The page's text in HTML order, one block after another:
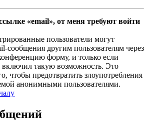
«email», от меня требуют войти
пользователи могут
сообщения другим пользователям через
форму, и только если
включил такую возможность. Это
чтобы предотвратить злоупотребления
анонимными пользователями.